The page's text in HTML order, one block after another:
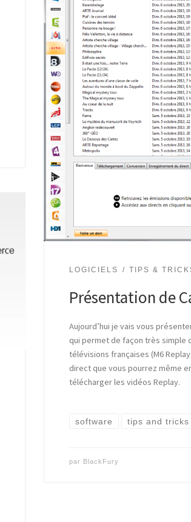
LOGICIELS TIPS &
Présentation de
Aujourd’hui je vais vous
qui permet de façon très simple
télévisions françaises (M6
direct que vous pourrez même
télécharger les vidéos Replay.
software tips and tricks
par BlackFury